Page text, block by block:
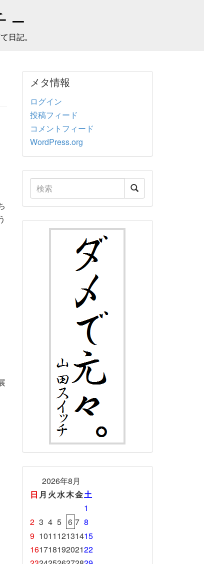
–
日記。
メタ情報
ログイン
投稿フィード
コメントフィード
WordPress.org
2026年8月
日 月 火水木金土
1
2 3 4 5 6 7 8
9 101112131415
16171819202122